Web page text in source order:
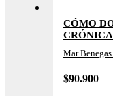
CÓMO
Mar
$90.900